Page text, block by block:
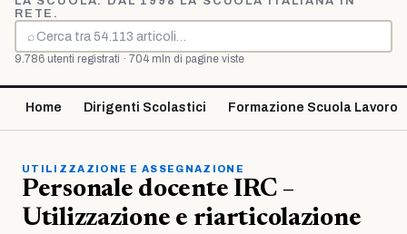
RETE.
⌕
Cerca
9.786 utenti registrati · 704 mln di pagine viste
Home Dirigenti Scolastici Formazione Scuola Lavoro
UTILIZZAZIONE E ASSEGNAZIONE
Personale docente IRC –
Utilizzazione e riarticolazione